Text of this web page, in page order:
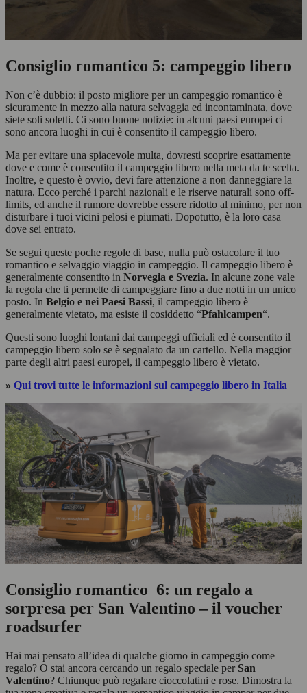
Consiglio romantico 5: campeggio libero
Non c’è dubbio: il posto migliore per un campeggio romantico è
sicuramente in mezzo alla natura selvaggia ed incontaminata, dove
siete soli soletti. Ci sono buone notizie: in alcuni paesi europei ci
sono ancora luoghi in cui è consentito il campeggio libero.
Ma per evitare una spiacevole multa, dovresti scoprire esattamente
dove e come è consentito il campeggio libero nella meta da te scelta.
Inoltre, e questo è ovvio, devi fare attenzione a non danneggiare la
natura. Ecco perché i parchi nazionali e le riserve naturali sono off-
limits, ed anche il rumore dovrebbe essere ridotto al minimo, per non
disturbare i tuoi vicini pelosi e piumati. Dopotutto, è la loro casa
dove sei entrato.
Se segui queste poche regole di base, nulla può ostacolare il tuo
romantico e selvaggio viaggio in campeggio. Il campeggio libero è
generalmente consentito in Norvegia e Svezia. In alcune zone vale
la regola che ti permette di campeggiare fino a due notti in un unico
posto. In Belgio e nei Paesi Bassi, il campeggio libero è
generalmente vietato, ma esiste il cosiddetto “Pfahlcampen“.
Questi sono luoghi lontani dai campeggi ufficiali ed è consentito il
campeggio libero solo se è segnalato da un cartello. Nella maggior
parte degli altri paesi europei, il campeggio libero è vietato.
» Qui trovi tutte le informazioni sul campeggio libero in Italia
Consiglio romantico 6: un regalo a
sorpresa per San Valentino – il voucher
roadsurfer
Hai mai pensato all’idea di qualche giorno in campeggio come
regalo? O stai ancora cercando un regalo speciale per San
Valentino? Chiunque può regalare cioccolatini e rose. Dimostra la